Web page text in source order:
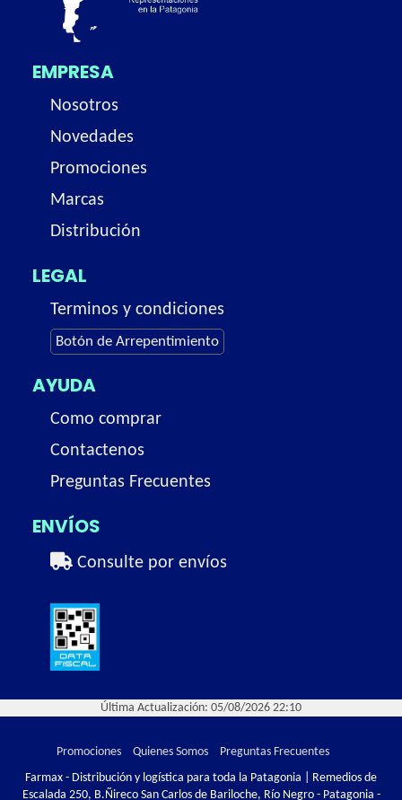
EMPRESA
Nosotros
Novedades
Promociones
Marcas
Distribución
LEGAL
Terminos y condiciones
Botón de Arrepentimiento
AYUDA
Como comprar
Contactenos
Preguntas Frecuentes
ENVÍOS
Consulte por envíos
Última Actualización: 05/08/2026 22:10
Promociones Quienes Somos
Preguntas Frecuentes
Farmax - Distribución y logística para toda la Patagonia | Remedios de
Escalada 250, B.Ñireco San Carlos de Bariloche, Río Negro - Patagonia -